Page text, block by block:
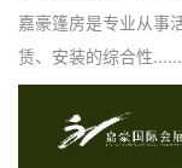
嘉豪篷房是专业从事
赁、安装的综合性......